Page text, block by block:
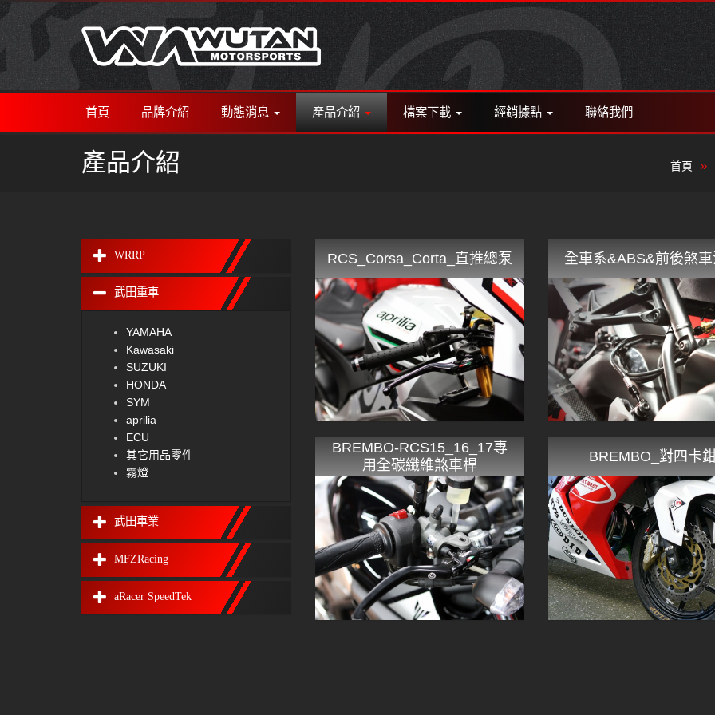
首頁 品牌介紹 動態消息 產品介紹 檔案下載 經銷據點 聯絡我們
產品介紹 首頁
WRRP
武田重車
YAMAHA
Kawasaki
SUZUKI
HONDA
SYM
aprilia
ECU
其它用品零件
霧燈
武田車業
MFZRacing
aRacer SpeedTek
RCS_Corsa_Corta_直推總泵 全車系&ABS&前後煞
BREMBO-RCS15_16_17專
用全碳纖維煞車桿
BREMBO_對四卡